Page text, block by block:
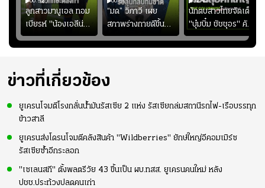
ลูกสาวมานูเอล ทอม
เบียรห์ "น้องเอลีน่า"
วัย 8 ขวบ โชว์ตี
ลังกาสุดพริ้ว
“มด” วิภาวี เผย
สภาพร่างกายดีขึ้น
อย่างต่อเนื่อง พร้อม
พยายามลงสนามให้
ความมั่นใจ
นักตบสาวไทยจัดเต็ม
"บุ๋มบิ๋ม ชัชชุอร" คัม
แบ็ก ศึก" SEA V
CUP 2026" เลก
ข่าวที่เกี่ยวข้อง
ยูเครนโจมตีโรงกลั่นน้ำมันรัสเซีย 2 แห่ง รัสเซียถล่มสถานีรถไฟ-เรือบรรทุก
ข้าวสาลี
ยูเครนส่งโดรนโจมตีคลังสินค้า "Wildberries" ยักษ์ใหญ่อีคอมเมิร์ซ
รัสเซียซ้ำอีกระลอก
"เซเลนสกี" ตั้งพลตรีวัย 43 ขึ้นเป็น ผบ.ทสส. ยูเครนคนใหม่ หลัง
ปชช.ประท้วงปลดคนเก่า